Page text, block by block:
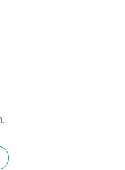
Optimum Nutrition Amino Energy - 270 грамм (30 порций)